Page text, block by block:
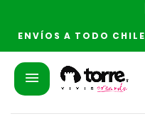
ENVÍOS A TODO CHILE